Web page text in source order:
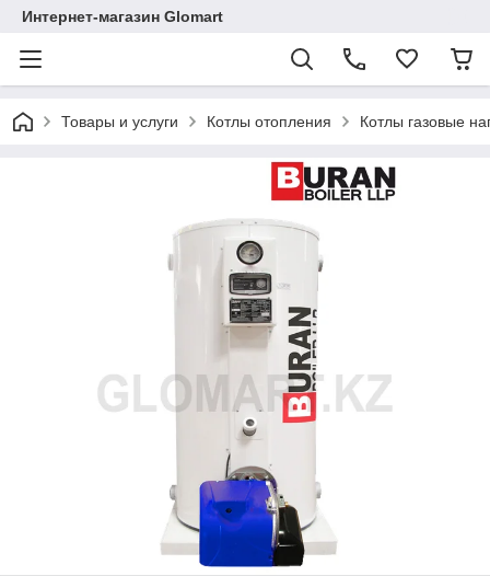
Интернет-магазин Glomart
Товары и услуги Котлы отопления Котлы газовые